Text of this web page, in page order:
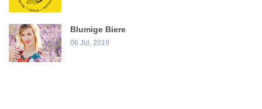
Blumige Biere
06 Jul, 2019